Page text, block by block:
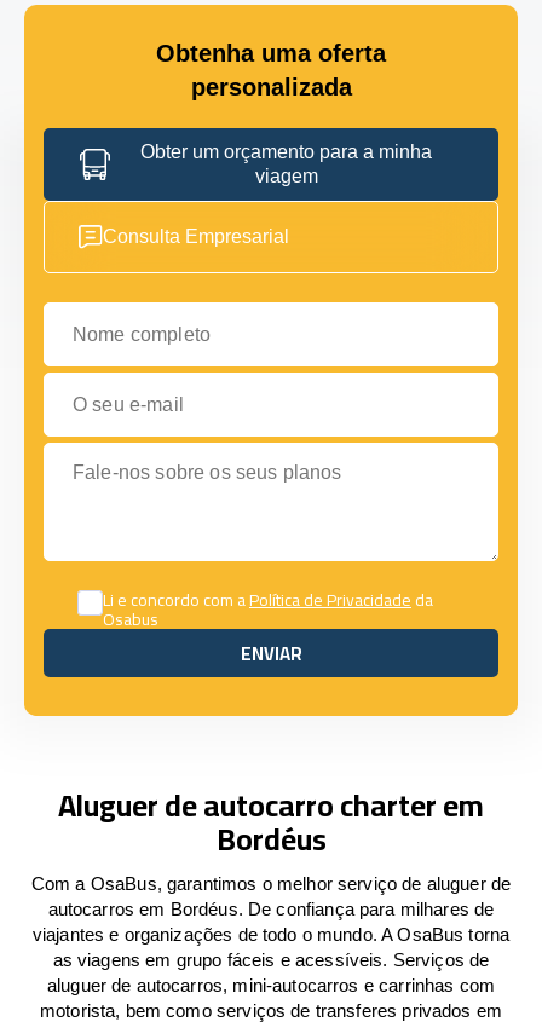
Obtenha uma oferta
personalizada
Obter um orçamento para a minha
viagem
Consulta Empresarial
Nome completo
O seu e-mail
Fale-nos sobre os seus planos
Li e concordo com aPolítica de Privacidadeda
Osabus
ENVIAR
ENVIAR
Aluguer de autocarro charter em
Bordéus
Com a OsaBus, garantimos o melhor serviço de aluguer de
autocarros em Bordéus. De confiança para milhares de
viajantes e organizações de todo o mundo. A OsaBus torna
as viagens em grupo fáceis e acessíveis. Serviços de
aluguer de autocarros, mini-autocarros e carrinhas com
motorista, bem como serviços de transferes privados em